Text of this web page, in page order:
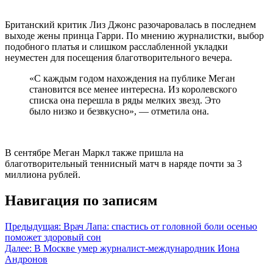
Британский критик Лиз Джонс разочаровалась в последнем
выходе жены принца Гарри. По мнению журналистки, выбор
подобного платья и слишком расслабленной укладки
неуместен для посещения благотворительного вечера.
«С каждым годом нахождения на публике Меган
становится все менее интересна. Из королевского
списка она перешла в ряды мелких звезд. Это
было низко и безвкусно», — отметила она.
В сентябре Меган Маркл также пришла на
благотворительный теннисный матч в наряде почти за 3
миллиона рублей.
Навигация по записям
Предыдущая: Врач Лапа: спастись от головной боли осенью
поможет здоровый сон
Далее: В Москве умер журналист-международник Иона
Андронов